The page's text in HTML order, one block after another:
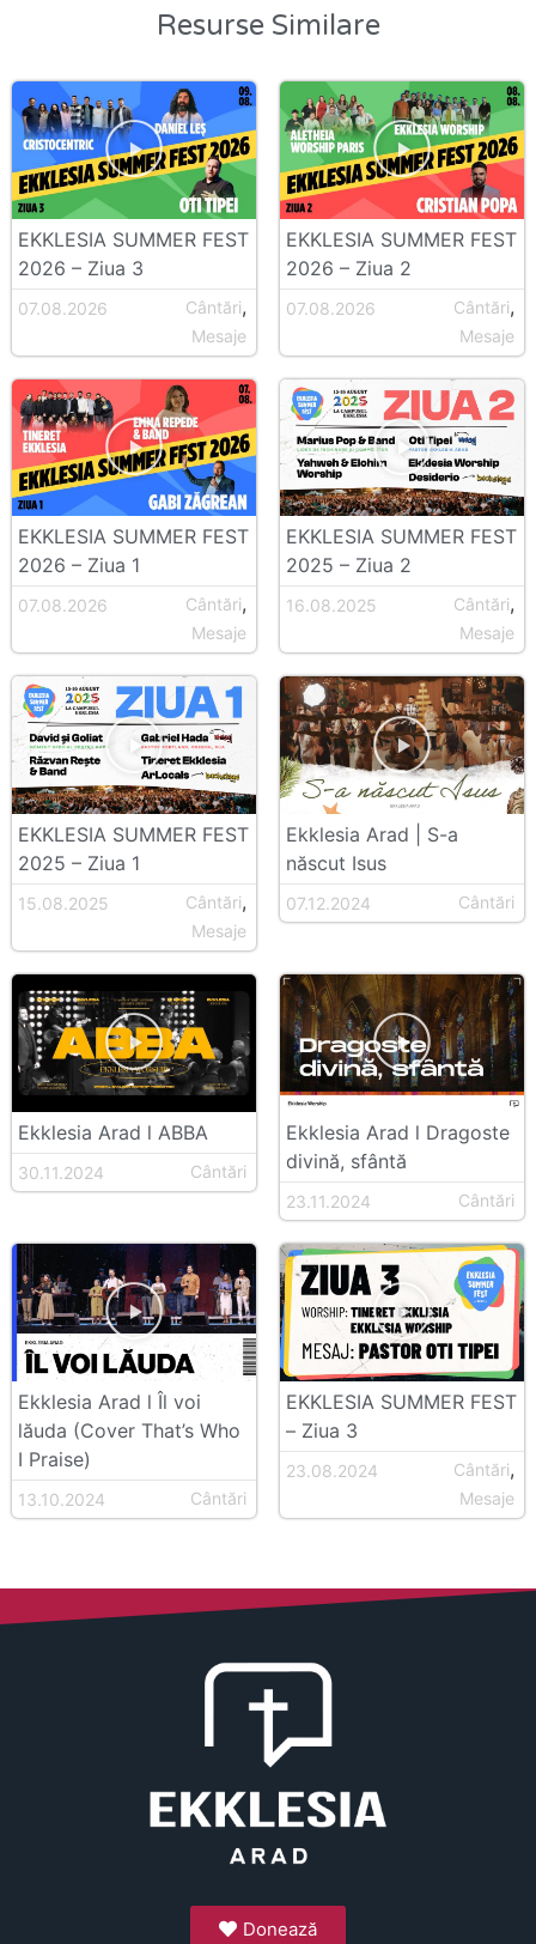
Resurse Similare
EKKLESIA SUMMER FEST
2026 – Ziua 3
07.08.2026 Cântări,
Mesaje
EKKLESIA SUMMER FEST
2026 – Ziua 2
07.08.2026 Cântări,
Mesaje
EKKLESIA SUMMER FEST
2026 – Ziua 1
07.08.2026 Cântări,
Mesaje
EKKLESIA SUMMER FEST
2025 – Ziua 2
16.08.2025 Cântări,
Mesaje
EKKLESIA SUMMER FEST
2025 – Ziua 1
15.08.2025 Cântări,
Mesaje
Ekklesia Arad | S-a
născut Isus
07.12.2024 Cântări
Ekklesia Arad l ABBA
30.11.2024 Cântări
Ekklesia Arad l Dragoste
divină, sfântă
23.11.2024 Cântări
Ekklesia Arad l Îl voi
lăuda (Cover That’s Who
I Praise)
13.10.2024 Cântări
EKKLESIA SUMMER FEST
– Ziua 3
23.08.2024 Cântări,
Mesaje
Donează